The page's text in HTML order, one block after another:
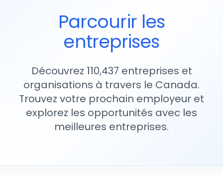
Parcourir les
entreprises
Découvrez 110,437 entreprises et
organisations à travers le Canada.
Trouvez votre prochain employeur et
explorez les opportunités avec les
meilleures entreprises.